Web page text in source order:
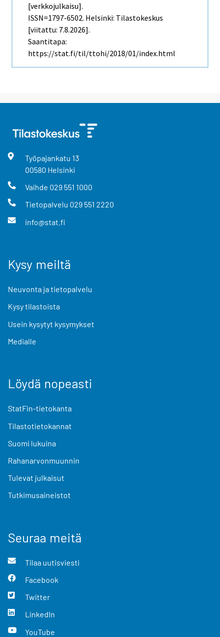
[verkkojulkaisu].
ISSN=1797-6502. Helsinki: Tilastokeskus
[viitattu: 7.8.2026].
Saantitapa:
https://stat.fi/til/ttohi/2018/01/index.html
Työpajankatu 13
00580 Helsinki
Vaihde 029 551 1000
Tietopalvelu 029 551 2220
info@stat.fi
Kysy meiltä
Neuvonta ja tietopalvelu
Kysy tilastoista
Usein kysytyt kysymykset
Medialle
Löydä nopeasti
StatFin-tietokanta
Tilastotietokannat
Suomi lukuina
Rahanarvonmuunnin
Tulevat julkaisut
Tutkimusaineistot
Seuraa meitä
Tilaa uutisviesti
Facebook
Twitter
LinkedIn
YouTube